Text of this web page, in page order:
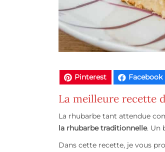
Pinterest Facebook
La meilleure recette
La rhubarbe tant attendue
la rhubarbe traditionnelle. Un
Dans cette recette, je vous